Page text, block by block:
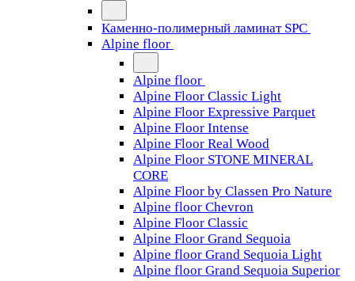
Каменно-полимерный ламинат SPC
Alpine floor
Alpine floor
Alpine Floor Classic Light
Alpine Floor Expressive Parquet
Alpine Floor Intense
Alpine Floor Real Wood
Alpine Floor STONE MINERAL
CORE
Alpine Floor by Classen Pro Nature
Alpine floor Chevron
Alpine Floor Classic
Alpine Floor Grand Sequoia
Alpine floor Grand Sequoia Light
Alpine floor Grand Sequoia Superior